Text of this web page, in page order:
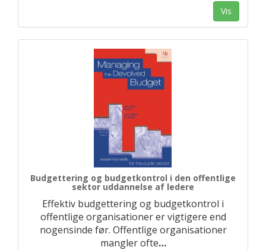
Vis
Budgettering og budgetkontrol i den offentlige
sektor uddannelse af ledere
Effektiv budgettering og budgetkontrol i
offentlige organisationer er vigtigere end
nogensinde før. Offentlige organisationer
mangler ofte…